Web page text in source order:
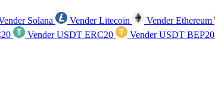
Solana Vender Litecoin Vender Ethereum
Vender USDT ERC20 Vender USDT BEP20